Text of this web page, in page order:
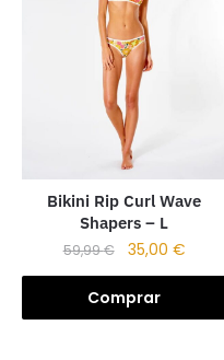
Bikini Rip Curl Wave
Shapers – L
59,99€ 35,00 €
Comprar